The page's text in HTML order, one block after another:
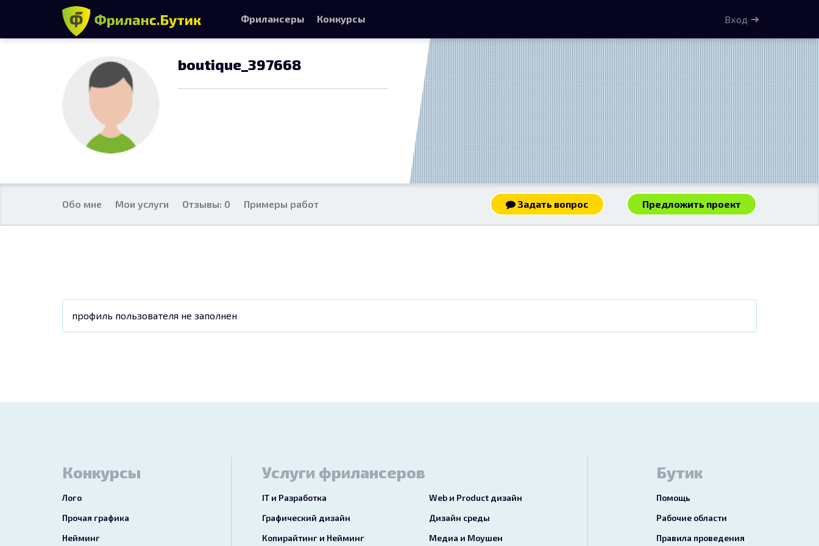
boutique_397668
Обо мне Мои услуги Отзывы: 0 Примеры работ Задать вопрос Предложить проект
профиль пользователя не заполнен
Фрилансеры Конкурсы Вход
Конкурсы
Лого
Прочая графика
Нейминг
Услуги фрилансеров
IT и Разработка
Web и Product дизайн
Графический дизайн
Дизайн среды
Копирайтинг и Нейминг
Медиа и Моушен
Бутик
Помощь
Рабочие области
Правила проведения